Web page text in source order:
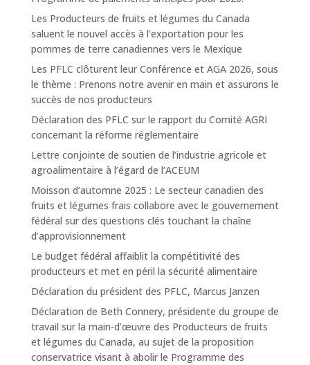
Les Producteurs de fruits et légumes du Canada
saluent le nouvel accès à l’exportation pour les
pommes de terre canadiennes vers le Mexique
Les PFLC clôturent leur Conférence et AGA 2026, sous
le thème : Prenons notre avenir en main et assurons le
succès de nos producteurs
Déclaration des PFLC sur le rapport du Comité AGRI
concernant la réforme réglementaire
Lettre conjointe de soutien de l’industrie agricole et
agroalimentaire à l’égard de l’ACEUM
Moisson d’automne 2025 : Le secteur canadien des
fruits et légumes frais collabore avec le gouvernement
fédéral sur des questions clés touchant la chaîne
d’approvisionnement
Le budget fédéral affaiblit la compétitivité des
producteurs et met en péril la sécurité alimentaire
Déclaration du président des PFLC, Marcus Janzen
Déclaration de Beth Connery, présidente du groupe de
travail sur la main-d’œuvre des Producteurs de fruits
et légumes du Canada, au sujet de la proposition
conservatrice visant à abolir le Programme des